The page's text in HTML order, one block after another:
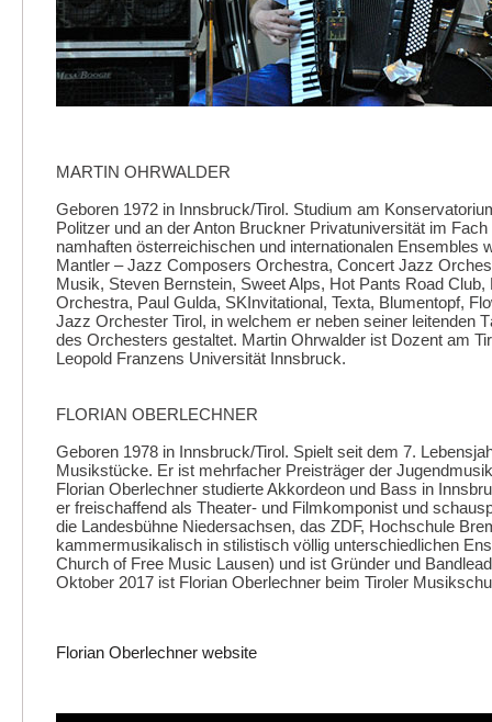
MARTIN OHRWALDER
Geboren 1972 in Innsbruck/Tirol. Studium am
Politzer und an der Anton Bruckner Privatuniversität im
namhaften österreichischen und internationalen
Mantler – Jazz Composers Orchestra, Concert Jazz
Musik, Steven Bernstein, Sweet Alps, Hot Pants Road
Orchestra, Paul Gulda, SKInvitational, Texta, Blumentopf,
Jazz Orchester Tirol, in welchem er neben seiner leitenden
des Orchesters gestaltet. Martin Ohrwalder ist Dozent am
Leopold Franzens Universität Innsbruck.
FLORIAN OBERLECHNER
Geboren 1978 in Innsbruck/Tirol. Spielt seit dem 7.
Musikstücke. Er ist mehrfacher Preisträger der
Florian Oberlechner studierte Akkordeon und Bass in
er freischaffend als Theater- und Filmkomponist und
die Landesbühne Niedersachsen, das ZDF, Hochschule
kammermusikalisch in stilistisch völlig unterschiedlichen
Church of Free Music Lausen) und ist Gründer und
Oktober 2017 ist Florian Oberlechner beim Tiroler
Florian Oberlechner website